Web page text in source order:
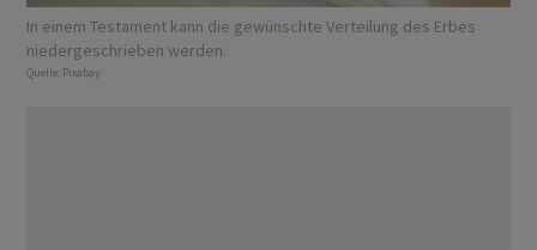
In einem Testament kann die gewünschte Verteilung des Erbes
niedergeschrieben werden.
Quelle: Pixabay